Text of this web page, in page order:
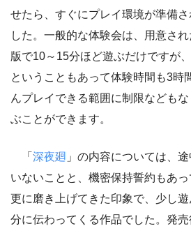
せたら、すぐにプレイ環境が準備
した。一般的な体験会は、用意さ
版で10～15分ほど遊ぶだけですが
ということもあって体験時間も3時
んプレイできる範囲に制限なども
ぶことができます。
「 深夜廻 」の内容については、
いないことと、機密保持誓約もあ
更に磨き上げてきた印象で、少し
分に伝わってくる作品でした。発